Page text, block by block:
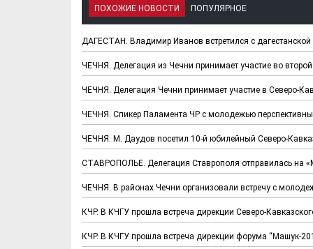
ПОХОЖИЕ НОВОСТИ ПОПУЛЯРНОЕ
ДАГЕСТАН. Владимир Иванов встретился с
ЧЕЧНЯ. Делегация из Чечни принимает участие во
ЧЕЧНЯ. Делегация Чечни принимает участие в Северо-
ЧЕЧНЯ. Спикер Паламента ЧР с молодежью
ЧЕЧНЯ. М. Даудов посетил 10-й юбилейный Северо-
СТАВРОПОЛЬЕ. Делегация Ставрополя отправилась на
ЧЕЧНЯ. В районах Чечни организовали встречу с
КЧР. В КЧГУ прошла встреча дирекции Северо-
КЧР. В КЧГУ прошла встреча дирекции форума “Машук-
Х. Гапураев. Капкан
для Зелимхана (Отр.
из романа «1овда»)
ЧЕЧНЯ. А.